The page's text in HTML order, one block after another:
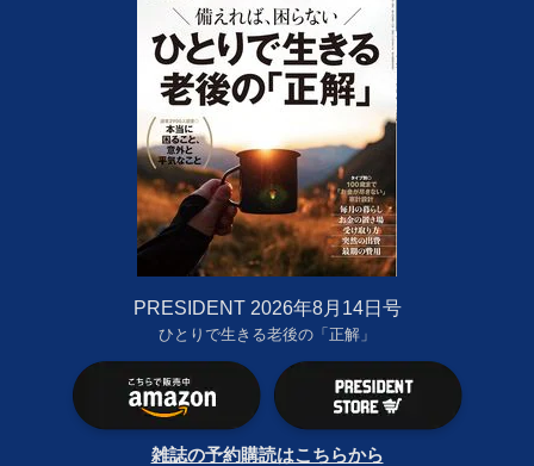
PRESIDENT 2026年8月14日号
ひとりで生きる老後の「正解」
雑誌の予約購読はこちらから